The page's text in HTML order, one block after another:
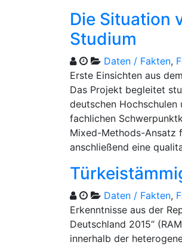
Die Situation
Studium
Daten / Fakten,
Erste Einsichten aus
Das Projekt begleitet
deutschen
fachlichen
Mixed-Methods-Ansatz
anschließend eine
Daten / Fakten,
Erkenntnisse aus der
Deutschland 2015“
innerhalb der